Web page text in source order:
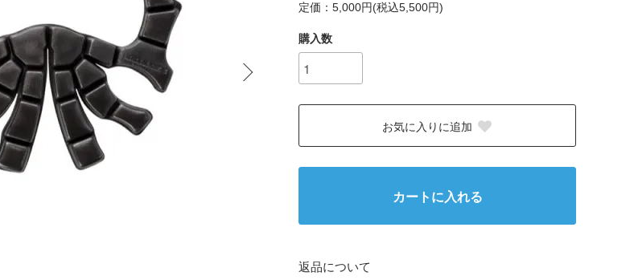
定価：5,000円(税込5,500円)
購入数
お気に入りに追加
カートに入れる
返品について